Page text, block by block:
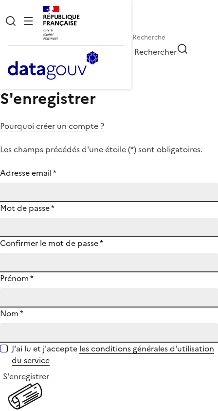
RÉPUBLIQUE
FRANÇAISE
Rechercher
S'enregistrer
Pourquoi créer un compte ?
Les champs précédés d'une étoile (*) sont obligatoires.
Adresse email*
Mot de passe*
Confirmer le mot de passe*
Prénom*
Nom*
J'ai lu et j'accepte les conditions générales d'utilisation
du service
S'enregistrer